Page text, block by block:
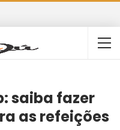
saiba fazer
as refeições